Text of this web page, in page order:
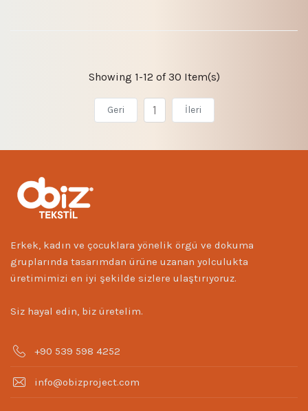
Showing 1-12 of 30 Item(s)
Geri 1 İleri
Erkek, kadın ve çocuklara yönelik örgü ve dokuma
gruplarında tasarımdan ürüne uzanan yolculukta
üretimimizi en iyi şekilde sizlere ulaştırıyoruz.
Siz hayal edin, biz üretelim.
+90 539 598 4252
info@obizproject.com